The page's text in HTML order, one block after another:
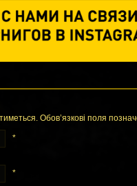
Обов’язкові поля
*
*